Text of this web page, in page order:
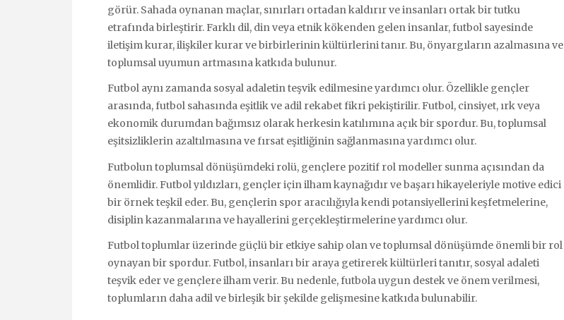
görür. Sahada oynanan maçlar, sınırları ortadan kaldırır ve insanları ortak bir tutku
etrafında birleştirir. Farklı dil, din veya etnik kökenden gelen insanlar, futbol sayesinde
iletişim kurar, ilişkiler kurar ve birbirlerinin kültürlerini tanır. Bu, önyargıların azalmasına ve
toplumsal uyumun artmasına katkıda bulunur.
Futbol aynı zamanda sosyal adaletin teşvik edilmesine yardımcı olur. Özellikle gençler
arasında, futbol sahasında eşitlik ve adil rekabet fikri pekiştirilir. Futbol, cinsiyet, ırk veya
ekonomik durumdan bağımsız olarak herkesin katılımına açık bir spordur. Bu, toplumsal
eşitsizliklerin azaltılmasına ve fırsat eşitliğinin sağlanmasına yardımcı olur.
Futbolun toplumsal dönüşümdeki rolü, gençlere pozitif rol modeller sunma açısından da
önemlidir. Futbol yıldızları, gençler için ilham kaynağıdır ve başarı hikayeleriyle motive edici
bir örnek teşkil eder. Bu, gençlerin spor aracılığıyla kendi potansiyellerini keşfetmelerine,
disiplin kazanmalarına ve hayallerini gerçekleştirmelerine yardımcı olur.
Futbol toplumlar üzerinde güçlü bir etkiye sahip olan ve toplumsal dönüşümde önemli bir rol
oynayan bir spordur. Futbol, insanları bir araya getirerek kültürleri tanıtır, sosyal adaleti
teşvik eder ve gençlere ilham verir. Bu nedenle, futbola uygun destek ve önem verilmesi,
toplumların daha adil ve birleşik bir şekilde gelişmesine katkıda bulunabilir.